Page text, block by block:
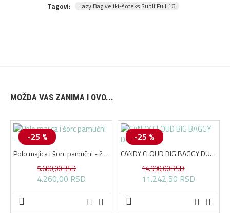
Tagovi: Lazy Bag veliki-šoteks Subli Full 16
MOŽDA VAS ZANIMA I OVO...
-25 %
Polo majica i šorc pamučni - ženski
4.260,00 RSD
5.680,00 RSD
-25 %
CANDY CLOUD BIG BAGGY DUKS KAPA
11.242,50 RSD
14.990,00 RSD